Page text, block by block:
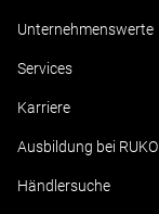
Unternehmenswerte
Services
Karriere
Ausbildung bei RUKO
Händlersuche